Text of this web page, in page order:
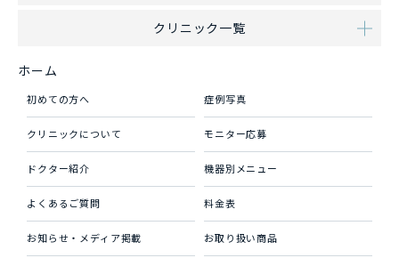
クリニック一覧
ホーム
初めての方へ 症例写真
クリニックについて モニター応募
ドクター紹介 機器別メニュー
よくあるご質問 料金表
お知らせ・メディア掲載 お取り扱い商品